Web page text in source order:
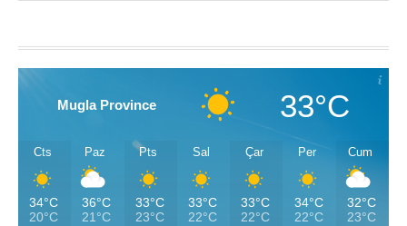
Mugla Province 33°C
Cts
34°C
20°C
Paz
36°C
21°C
Pts
33°C
23°C
Sal
33°C
22°C
Çar
33°C
22°C
Per
34°C
22°C
Cum
32°C
23°C